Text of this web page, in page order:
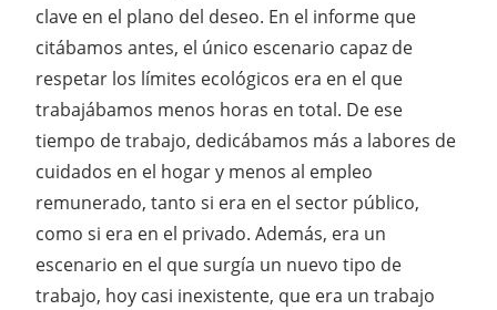
clave en el plano del deseo. En el informe que
citábamos antes, el único escenario capaz de
respetar los límites ecológicos era en el que
trabajábamos menos horas en total. De ese
tiempo de trabajo, dedicábamos más a labores de
cuidados en el hogar y menos al empleo
remunerado, tanto si era en el sector público,
como si era en el privado. Además, era un
escenario en el que surgía un nuevo tipo de
trabajo, hoy casi inexistente, que era un trabajo